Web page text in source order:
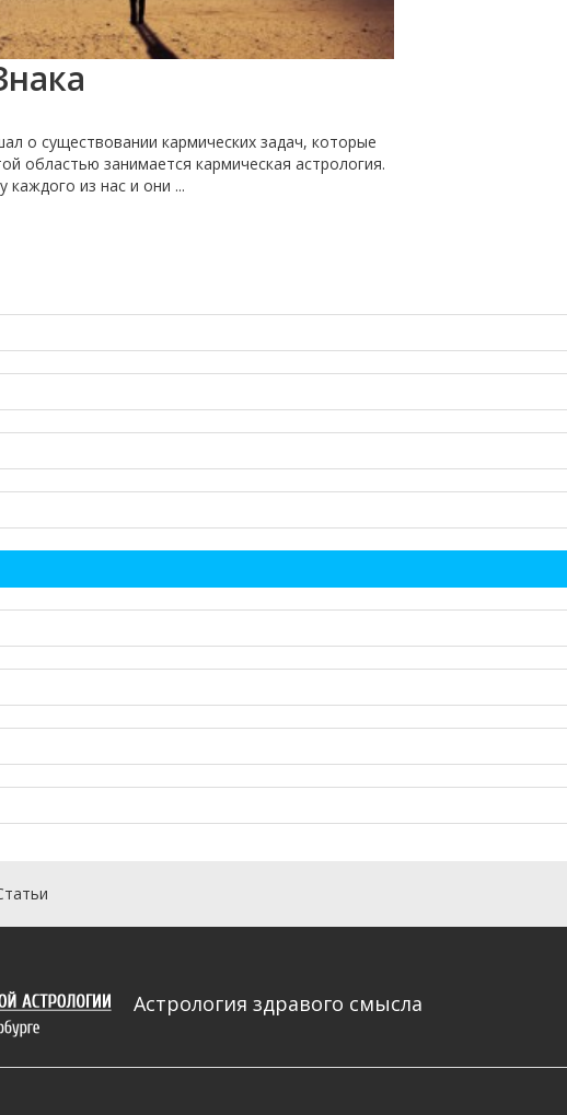
о существовании кармических задач, которые
областью занимается кармическая астрология.
каждого из нас и они ...
Астрология здравого смысла